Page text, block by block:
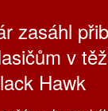
zasáhl
v
Hawk